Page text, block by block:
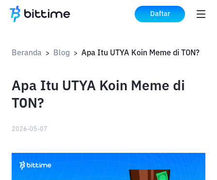
Daftar
Beranda > Blog > Apa Itu UTYA Koin Meme di TON?
Apa Itu UTYA Koin Meme di
TON?
2026-05-07